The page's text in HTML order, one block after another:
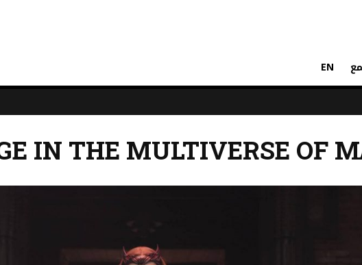
EN
IN THE MULTIVERSE OF